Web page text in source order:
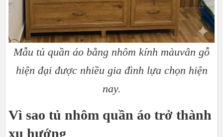
Mẫu tủ quần áo bằng nhôm kính màuvân gỗ
hiện đại được nhiều gia đình lựa chọn hiện
nay.
Vì sao tủ nhôm quần áo trở thành
xu hướng